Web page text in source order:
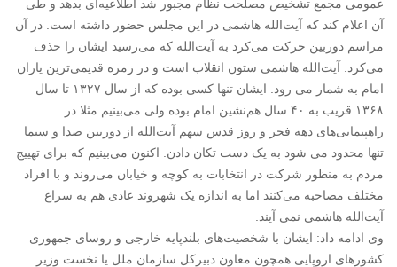
عمومی مجمع تشخیص مصلحت نظام مجبور شد اطلاعیه‌ای بدهد و طی
آن اعلام کند که آیت‌الله هاشمی در این مجلس حضور داشته است. در آن
مراسم دوربین حرکت می‌کرد به آیت‌الله که می‌رسید ایشان را حذف
می‌کرد. آیت‌الله هاشمی ستون انقلاب است و در زمره قدیمی‌ترین یاران
امام به شمار می رود. ایشان تنها کسی بوده که از سال ۱۳۲۷ تا سال
۱۳۶۸ قریب به ۴۰ سال هم‌نشین امام بوده ولی می‌بینیم مثلا در
راهپیمایی‌های دهه فجر و روز قدس سهم آیت‌الله از دوربین صدا و سیما
تنها محدود می شود به یک دست تکان دادن. اکنون می‌بینیم که برای تهییج
مردم به منظور شرکت در انتخابات به کوچه و خیابان می‌روند و با افراد
مختلف مصاحبه می‌کنند اما به اندازه یک شهروند عادی هم به سراغ
آیت‌الله هاشمی نمی آیند.
وی ادامه داد: ایشان با شخصیت‌های بلندپایه خارجی و روسای جمهوری
کشورهای اروپایی همچون معاون دبیرکل سازمان ملل یا نخست وزیر